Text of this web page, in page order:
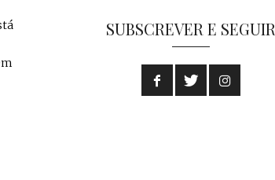
SUBSCREVER E SEGUIR